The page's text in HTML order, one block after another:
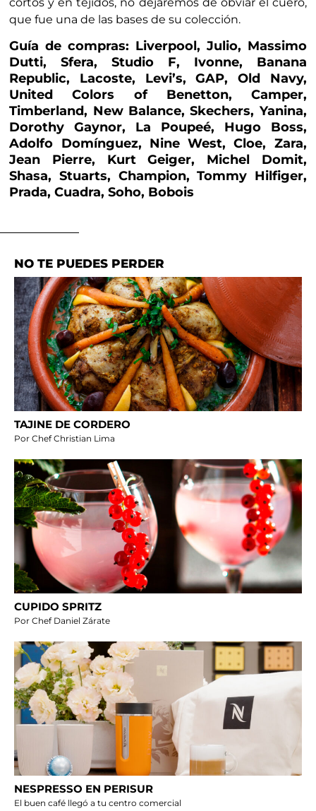
que fue una de las bases de su colección.
Guía de compras: Liverpool, Julio, Massimo
Dutti, Sfera, Studio F, Ivonne, Banana
Republic, Lacoste, Levi’s, GAP, Old Navy,
United Colors of Benetton, Camper,
Timberland, New Balance, Skechers, Yanina,
Dorothy Gaynor, La Poupeé, Hugo Boss,
Adolfo Domínguez, Nine West, Cloe, Zara,
Jean Pierre, Kurt Geiger, Michel Domit,
Shasa, Stuarts, Champion, Tommy Hilfiger,
Prada, Cuadra, Soho, Bobois
NO TE PUEDES PERDER
TAJINE DE CORDERO
Por Chef Christian Lima
CUPIDO SPRITZ
Por Chef Daniel Zárate
NESPRESSO EN PERISUR
El buen café llegó a tu centro comercial